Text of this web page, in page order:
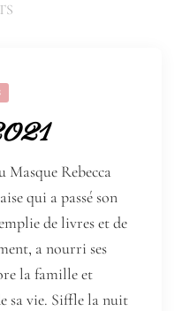
Masque Rebecca
qui a passé son
de livres et de
a nourri ses
la famille et
sa vie. Siffle la nuit